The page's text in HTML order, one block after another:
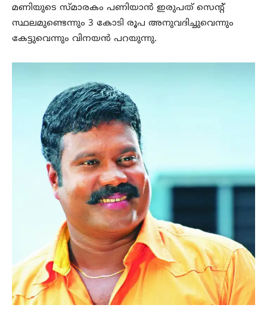
മണിയുടെ സ്മാരകം പണിയാന്‍ ഇരുപത് സെന്റ്
സ്ഥലമുണ്ടെന്നും 3 കോടി രൂപ അനുവദിച്ചുവെന്നും
കേട്ടുവെന്നും വിനയന്‍ പറയുന്നു.